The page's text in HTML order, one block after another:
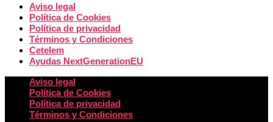
Aviso legal
Política de Cookies
Política de privacidad
Términos y Condiciones
Cetelem
Ayudas NextGenerationEU
Aviso legal
Política de Cookies
Política de privacidad
Términos y Condiciones